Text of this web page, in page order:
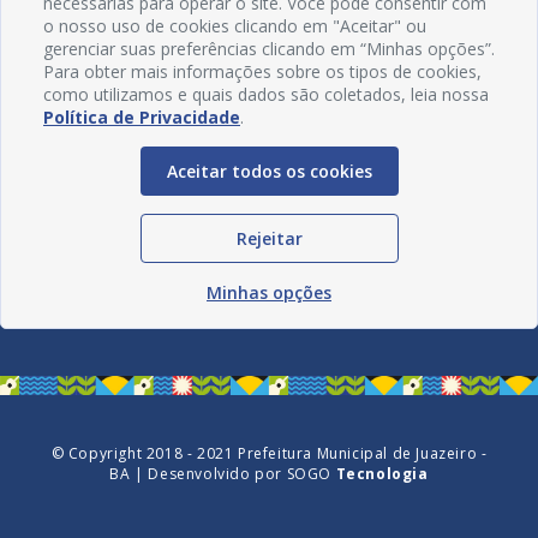
Redes Sociais
© Copyright 2018 - 2021 Prefeitura Municipal de Juazeiro -
BA | Desenvolvido por SOGO Tecnologia
o nosso uso de cookies clicando em "Aceitar" ou
gerenciar suas preferências clicando em “Minhas opções”.
Para obter mais informações sobre os tipos de cookies,
como utilizamos e quais dados são coletados, leia nossa
Política de Privacidade.
Aceitar todos os cookies
Rejeitar
Minhas opções